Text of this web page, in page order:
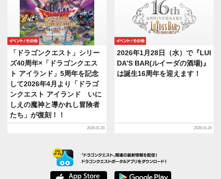
イベント/その他
「ドラゴンクエスト」シリー
ズ40周年×「ドラゴンクエス
ト アイランド」5周年を記念
して2026年4月より「ドラゴ
ンクエスト アイランド いに
しえの魔神と導かれし冒険者
たち」が復刻！！
2026.01.30
2026年1月28日（水）で『LUI
DA’S BAR(ルイーダの酒場)』
は誕生16周年を迎えます！
2026.01.26